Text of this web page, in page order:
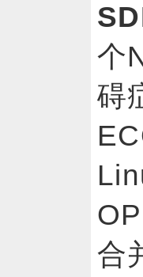
个
碍
合